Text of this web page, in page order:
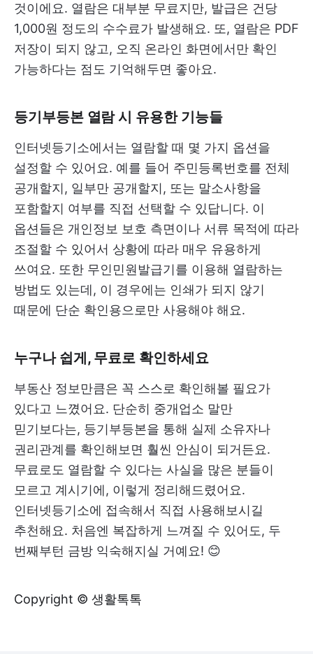
것이에요. 열람은 대부분 무료지만, 발급은 건당
1,000원 정도의 수수료가 발생해요. 또, 열람은 PDF
저장이 되지 않고, 오직 온라인 화면에서만 확인
가능하다는 점도 기억해두면 좋아요.
등기부등본 열람 시 유용한 기능들
인터넷등기소에서는 열람할 때 몇 가지 옵션을
설정할 수 있어요. 예를 들어 주민등록번호를 전체
공개할지, 일부만 공개할지, 또는 말소사항을
포함할지 여부를 직접 선택할 수 있답니다. 이
옵션들은 개인정보 보호 측면이나 서류 목적에 따라
조절할 수 있어서 상황에 따라 매우 유용하게
쓰여요. 또한 무인민원발급기를 이용해 열람하는
방법도 있는데, 이 경우에는 인쇄가 되지 않기
때문에 단순 확인용으로만 사용해야 해요.
누구나 쉽게, 무료로 확인하세요
부동산 정보만큼은 꼭 스스로 확인해볼 필요가
있다고 느꼈어요. 단순히 중개업소 말만
믿기보다는, 등기부등본을 통해 실제 소유자나
권리관계를 확인해보면 훨씬 안심이 되거든요.
무료로도 열람할 수 있다는 사실을 많은 분들이
모르고 계시기에, 이렇게 정리해드렸어요.
인터넷등기소에 접속해서 직접 사용해보시길
추천해요. 처음엔 복잡하게 느껴질 수 있어도, 두
번째부턴 금방 익숙해지실 거예요! 😊
Copyright © 생활톡톡